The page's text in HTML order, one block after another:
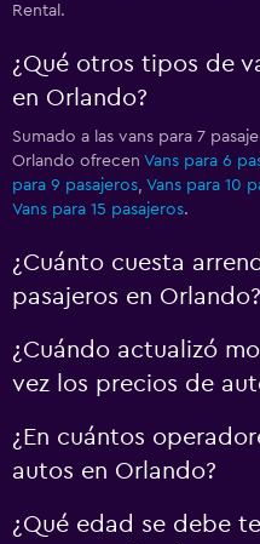
Rental.
¿Qué otros tipos de
en Orlando?
Sumado a las vans para 7
Orlando ofrecen Vans para 6
para 9 pasajeros Vans para 10
Vans para 15 pasajeros.
¿Cuánto cuesta
pasajeros en Orlando?
¿Cuándo actualizó
vez los precios de
¿En cuántos
autos en Orlando?
¿Qué edad se debe